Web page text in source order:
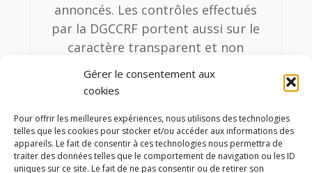
Gérer le consentement aux
cookies
Pour offrir les meilleures expériences, nous utilisons des technologies
telles que les cookies pour stocker et/ou accéder aux informations des
appareils. Le fait de consentir à ces technologies nous permettra de
traiter des données telles que le comportement de navigation ou les ID
uniques sur ce site. Le fait de ne pas consentir ou de retirer son
annoncés. Les contrôles effectués
par la DGCCRF portent aussi sur le
caractère transparent et non
en particulier la nécessité
sans ambiguïté vis-à-vis des
consommateurs notamment pour
bien faire la distinction entre les